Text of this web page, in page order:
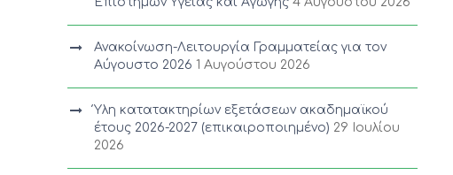
Ανακοίνωση-Λειτουργία Γραμματείας για τον
Αύγουστο 2026 1 Αυγούστου 2026
Ύλη κατατακτηρίων εξετάσεων ακαδημαϊκού
έτους 2026-2027 (επικαιροποιημένο) 29 Ιουλίου
2026